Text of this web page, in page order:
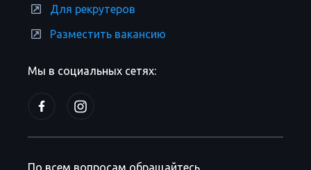
Мы в социальных сетях:
Для рекрутеров
Разместить вакансию
По всем вопросам обращайтесь